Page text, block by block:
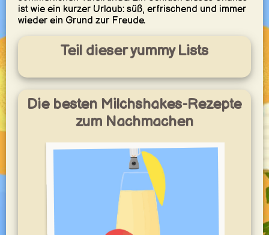
ist wie ein kurzer Urlaub: süß, erfrischend und immer
wieder ein Grund zur Freude.
Teil dieser yummy Lists
Die besten Milchshakes-Rezepte
zum Nachmachen